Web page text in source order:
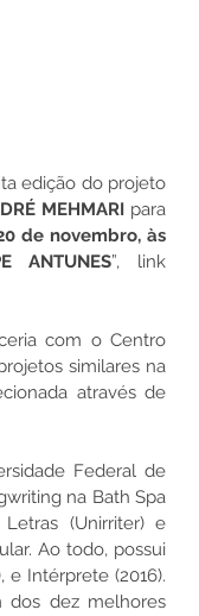
MEHMARI para
de novembro, às
ANTUNES
com o Centro
similares na
através de
Federal de
na Bath Spa
Letras (Unirriter) e
Ao todo, possui
e Intérprete (2016).
dos dez melhores